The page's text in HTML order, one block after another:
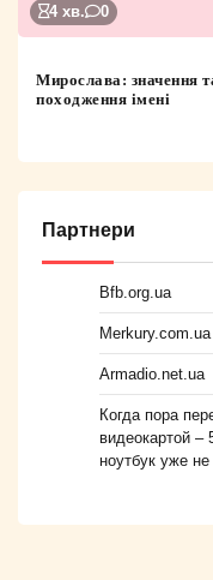
4 хв. 0
Мирослава: значення
походження імені
Партнери
Bfb.org.ua
Merkury.com.ua
Armadio.net.ua
Когда пора
видеокартой –
ноутбук уже не